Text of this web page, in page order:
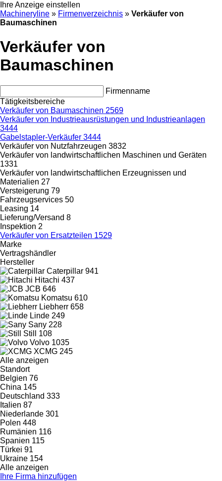
Ihre Anzeige einstellen
Machineryline » Firmenverzeichnis » Verkäufer von
Baumaschinen
Verkäufer von
Baumaschinen
Firmenname
Tätigkeitsbereiche
Verkäufer von Baumaschinen 2569
Verkäufer von Industrieausrüstungen und Industrieanlagen
3444
Gabelstapler-Verkäufer 3444
Verkäufer von Nutzfahrzeugen 3832
Verkäufer von landwirtschaftlichen Maschinen und Geräten
1331
Verkäufer von landwirtschaftlichen Erzeugnissen und
Materialien 27
Versteigerung 79
Fahrzeugservices 50
Leasing 14
Lieferung/Versand 8
Inspektion 2
Verkäufer von Ersatzteilen 1529
Marke
Vertragshändler
Hersteller
Caterpillar 941
Hitachi 437
JCB 646
Komatsu 610
Liebherr 658
Linde 249
Sany 228
Still 108
Volvo 1035
XCMG 245
Alle anzeigen
Standort
Belgien 76
China 145
Deutschland 333
Italien 87
Niederlande 301
Polen 448
Rumänien 116
Spanien 115
Türkei 91
Ukraine 154
Alle anzeigen
Ihre Firma hinzufügen